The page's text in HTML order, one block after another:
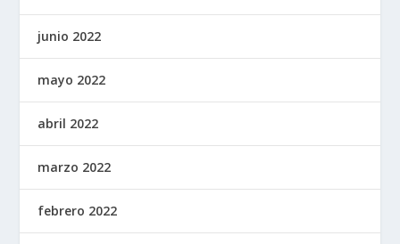
junio 2022
mayo 2022
abril 2022
marzo 2022
febrero 2022